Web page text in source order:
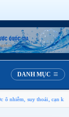
DANH MỤC
cạn kiệt(08/08)